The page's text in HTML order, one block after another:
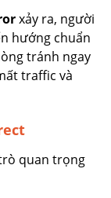
xảy ra, người
hướng chuẩn
tránh ngay
traffic và
quan trọng